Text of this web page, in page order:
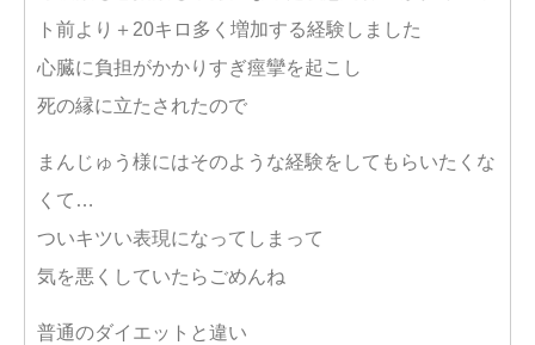
ト前より＋20キロ多く増加する経験しました
心臓に負担がかかりすぎ痙攣を起こし
死の縁に立たされたので
まんじゅう様にはそのような経験をしてもらいたくな
くて…
ついキツい表現になってしまって
気を悪くしていたらごめんね
普通のダイエットと違い